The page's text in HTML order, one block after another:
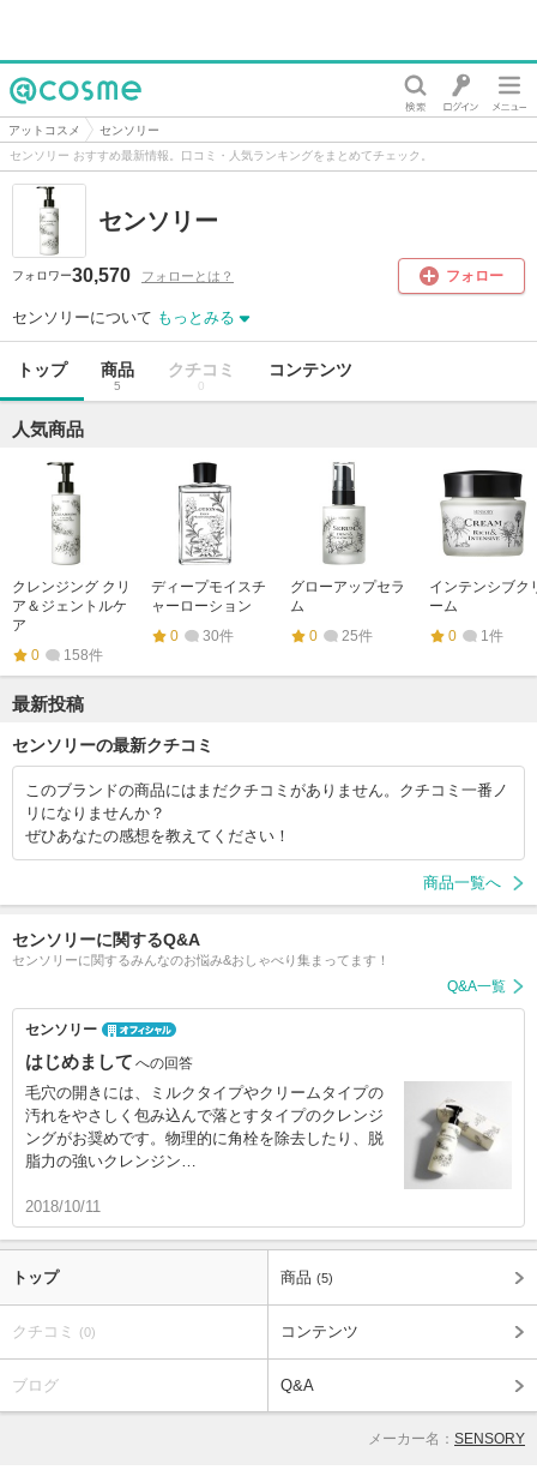
@cosme
アットコスメ
センソリー
センソリー おすすめ最新情報。口コミ・人気ランキングをまとめてチェック。
センソリー
フォロワー30,570 フォローとは？ フォロー
センソリーについて もっとみる
トップ 商品
5
クチコミ
0
コンテンツ
人気商品
クレンジング クリ
ア＆ジェントルケ
ア
0
158件
ディープモイスチ
ャーローション
0
30件
グローアップセラ
ム
0
25件
インテンシブク
ーム
0
1件
最新投稿
センソリーの最新クチコミ
このブランドの商品にはまだクチコミがありません。クチコミ一番ノ
リになりませんか？
ぜひあなたの感想を教えてください！
商品一覧へ
センソリーに関するQ&A
センソリーに関するみんなのお悩み&おしゃべり集まってます！
Q&A一覧
センソリー
はじめまして への回答
毛穴の開きには、ミルクタイプやクリームタイプの
汚れをやさしく包み込んで落とすタイプのクレンジ
ングがお奨めです。物理的に角栓を除去したり、脱
脂力の強いクレンジン…
2018/10/11
トップ 商品 (5)
クチコミ (0) コンテンツ
ブログ Q&A
メーカー名： SENSORY